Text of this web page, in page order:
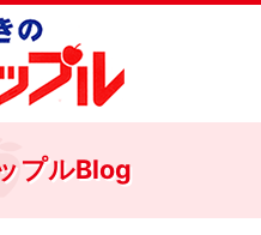
プルBlog